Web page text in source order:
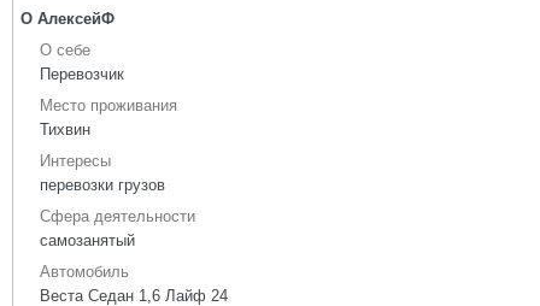
О АлексейФ
О себе
Перевозчик
Место проживания
Тихвин
Интересы
перевозки грузов
Сфера деятельности
самозанятый
Автомобиль
Веста Седан 1,6 Лайф 24